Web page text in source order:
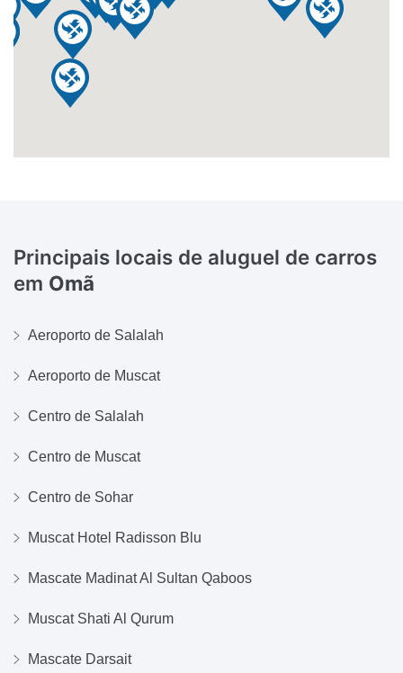
Principais locais de aluguel de carros
em Omã
Aeroporto de Salalah
Aeroporto de Muscat
Centro de Salalah
Centro de Muscat
Centro de Sohar
Muscat Hotel Radisson Blu
Mascate Madinat Al Sultan Qaboos
Muscat Shati Al Qurum
Mascate Darsait